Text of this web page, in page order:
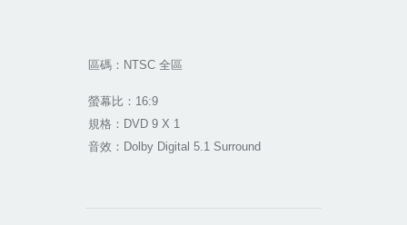
區碼： NTSC 全區
螢幕比： 16:9
規格： DVD 9 X 1
音效： Dolby Digital 5.1 Surround